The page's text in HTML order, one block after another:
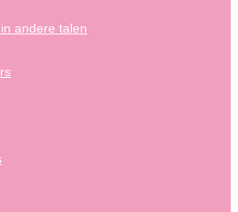
andere talen